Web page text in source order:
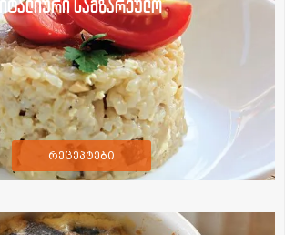
იტალიური სამზარეულო
რეცეპტები